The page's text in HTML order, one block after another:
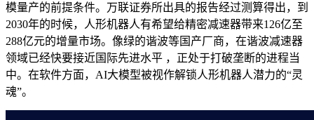
模量产的前提条件。万联证券所出具的报告经过测算得出，到
2030年的时候，人形机器人有希望给精密减速器带来126亿至
288亿元的增量市场。像绿的谐波等国产厂商，在谐波减速器
领域已经快要接近国际先进水平 ，正处于打破垄断的进程当
中。在软件方面，AI大模型被视作解锁人形机器人潜力的“灵
魂”。